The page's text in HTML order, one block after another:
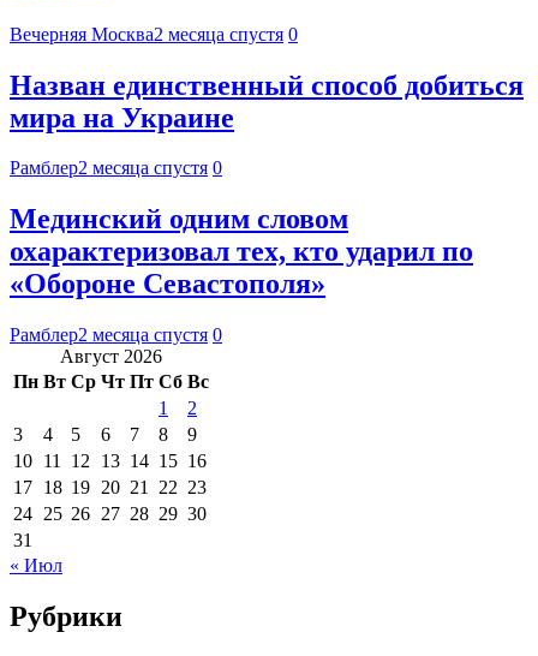
Вечерняя Москва2 месяца спустя 0
Назван единственный способ добиться
мира на Украине
Рамблер2 месяца спустя 0
Мединский одним словом
охарактеризовал тех, кто ударил по
«Обороне Севастополя»
Рамблер2 месяца спустя 0
Август 2026
Пн Вт Ср Чт Пт Сб Вс
1
2
3
4 5 6 7 8
9
10 11 12 13 14 15 16
17 18 19 20 21 22 23
24 25 26 27 28 29 30
31
« Июл
Рубрики